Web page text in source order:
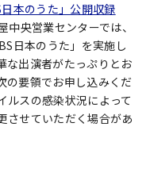
本のうた」公開収録
央営業センターでは、
日本のうた」を実施し
な出演者がたっぷりとお
の要領でお申し込みくだ
ルスの感染状況によって
させていただく場合があ